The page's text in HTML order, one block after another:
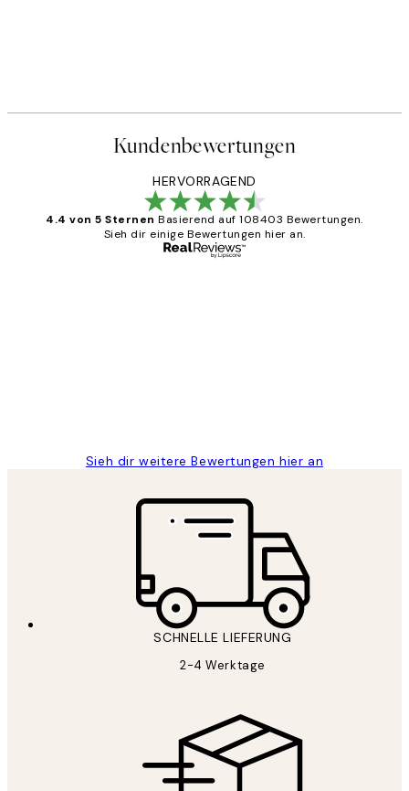
Kundenbewertungen
HERVORRAGEND
4.4 von 5 Sternen Basierend auf 108403 Bewertungen.
Sieh dir einige Bewertungen hier an.
Sieh dir weitere Bewertungen hier an
SCHNELLE LIEFERUNG
2-4 Werktage